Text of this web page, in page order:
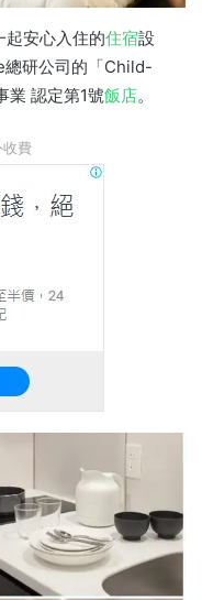
起安心入住的住宿設
研公司的「Child-
認定第1號飯店。
收費